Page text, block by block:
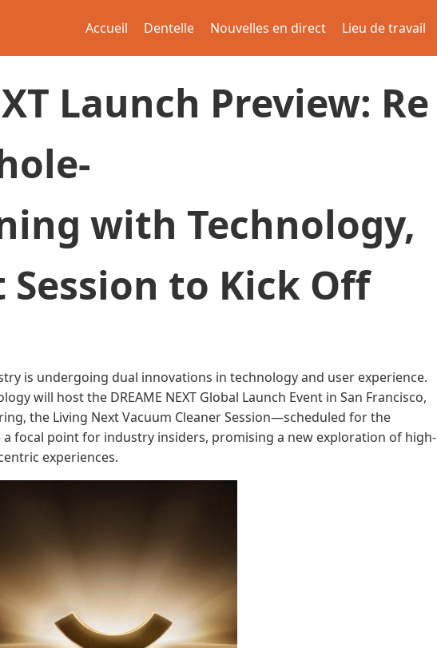
Accueil Dentelle Nouvelles en direct Lieu de travail
Launch Preview: Re
with Technology,
to Kick Off
is undergoing dual innovations in technology and user experience.
will host the DREAME NEXT Global Launch Event in San Francisco,
the Living Next Vacuum Cleaner Session—scheduled for the
focal point for industry insiders, promising a new exploration of high-
experiences.